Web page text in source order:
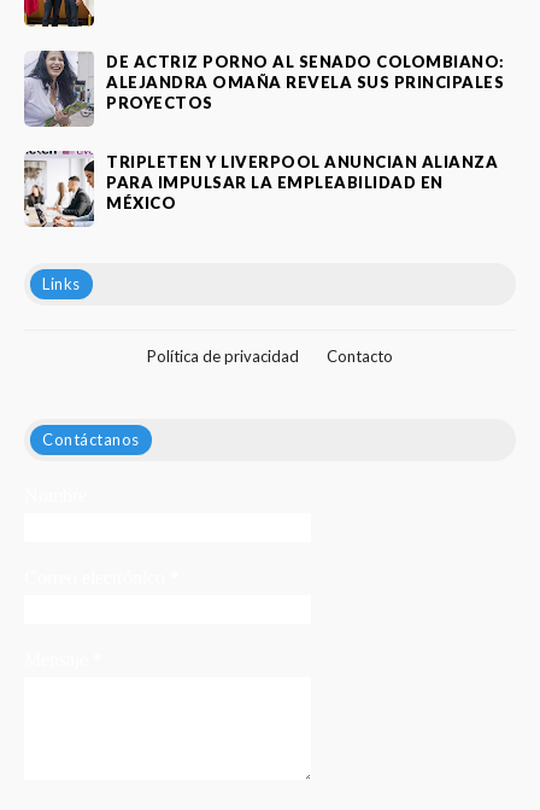
DE ACTRIZ PORNO AL SENADO COLOMBIANO:
ALEJANDRA OMAÑA REVELA SUS PRINCIPALES
PROYECTOS
TRIPLETEN Y LIVERPOOL ANUNCIAN ALIANZA
PARA IMPULSAR LA EMPLEABILIDAD EN
MÉXICO
Links
Política de privacidad Contacto
Contáctanos